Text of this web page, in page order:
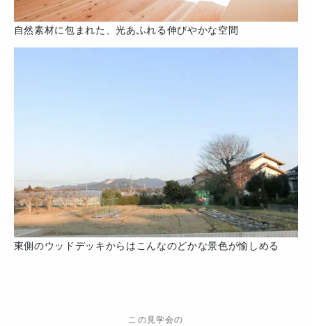
自然素材に包まれた、光あふれる伸びやかな空間
東側のウッドデッキからはこんなのどかな景色が愉しめる
この見学会の